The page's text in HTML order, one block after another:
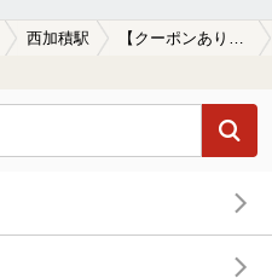
西加積駅